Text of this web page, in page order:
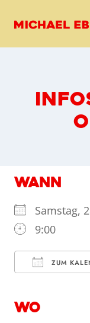
Inhalt
springen
WANN
Samstag,
9:00
ZUM
WO